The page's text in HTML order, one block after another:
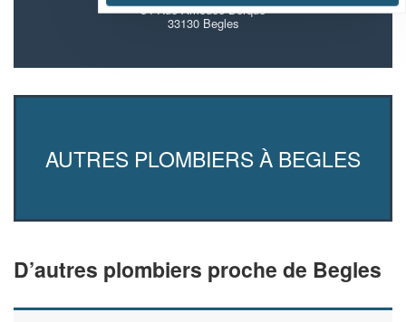
54 Rue Amedee Berque
33130 Begles
AUTRES PLOMBIERS À BEGLES
D’autres plombiers proche de Begles